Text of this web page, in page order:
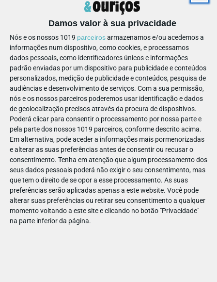
Damos valor à sua privacidade
Nós e os nossos 1019 parceirosarmazenamos e/ou acedemos a
informações num dispositivo, como cookies, e processamos
dados pessoais, como identificadores únicos e informações
padrão enviadas por um dispositivo para publicidade e conteúdos
personalizados, medição de publicidade e conteúdos, pesquisa de
audiências e desenvolvimento de serviços. Com a sua permissão,
nós e os nossos parceiros poderemos usar identificação e dados
de geolocalização precisos através da procura de dispositivos.
Poderá clicar para consentir o processamento por nossa parte e
pela parte dos nossos 1019 parceiros, conforme descrito acima.
Em alternativa, pode aceder a informações mais pormenorizadas
e alterar as suas preferências antes de consentir ou recusar o
consentimento. Tenha em atenção que algum processamento dos
seus dados pessoais poderá não exigir o seu consentimento, mas
que tem o direito de se opor a esse processamento. As suas
preferências serão aplicadas apenas a este website. Você pode
alterar suas preferências ou retirar seu consentimento a qualquer
momento voltando a este site e clicando no botão "Privacidade"
na parte inferior da página.
11
1227061626126586